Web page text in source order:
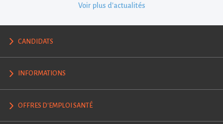
Voir plus d'actualités
CANDIDATS
INFORMATIONS
OFFRES D'EMPLOI SANTÉ